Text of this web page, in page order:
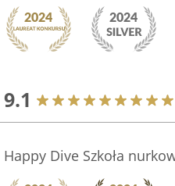
9.1
Happy Dive Szkoła